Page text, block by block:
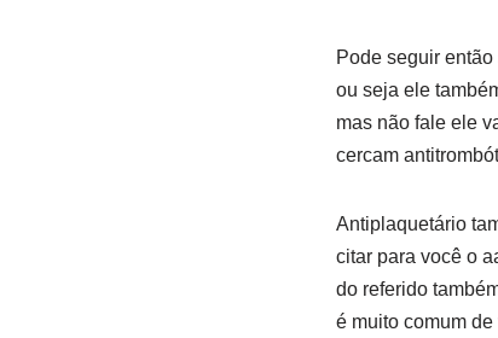
Pode seguir
ou seja ele
mas não fale ele
cercam
Antiplaquetário
citar para você o
do referido
é muito comum